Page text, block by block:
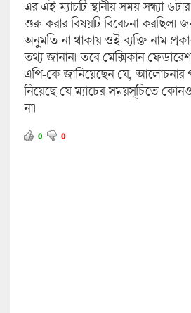
এর এই ম্যাচটি স্থানীয় সময় সন্ধ্যা
শুরু করার বিষয়টি বিবেচনা করছিল।
অনুমতি না থাকায় ওই ব্যক্তি নাম
তথ্য জানান। তবে মেক্সিকান
এপি-কে জানিয়েছেন যে, আলোচনার
নিয়েছে যে ম্যাচের সময়সূচিতে
না।
0 0